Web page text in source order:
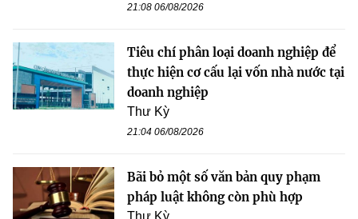
21:08 06/08/2026
Tiêu chí phân loại doanh nghiệp để
thực hiện cơ cấu lại vốn nhà nước tại
doanh nghiệp
Thư Kỳ
21:04 06/08/2026
Bãi bỏ một số văn bản quy phạm
pháp luật không còn phù hợp
Thư Kỳ